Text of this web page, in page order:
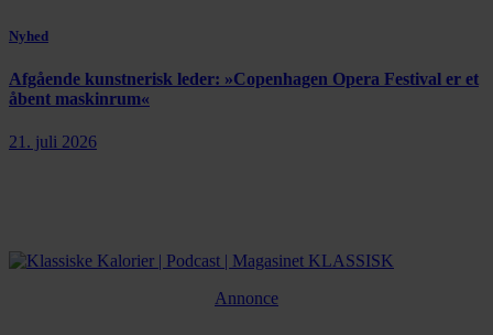
Nyhed
Afgående kunstnerisk leder: »Copenhagen Opera Festival er et
åbent maskinrum«
21. juli 2026
Annonce